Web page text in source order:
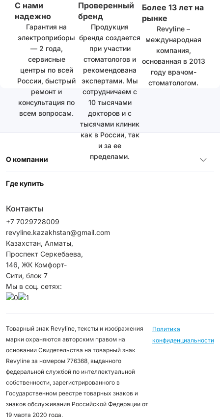
С нами
надежно
Гарантия на
электроприборы
— 2 года,
сервисные
центры по всей
России, быстрый
ремонт и
консультация по
всем вопросам.
Проверенный
бренд
Продукция
бренда создается
при участии
стоматологов и
рекомендована
экспертами. Мы
сотрудничаем с
10 тысячами
докторов и с
тысячами клиник
как в России, так
и за ее
пределами.
Более 13 лет на
рынке
Revyline –
международная
компания,
основанная в 2013
году врачом-
стоматологом.
О компании
Где купить
Контакты
+7 7029728009
revyline.kazakhstan@gmail.com
Казахстан, Алматы,
Проспект Серкебаева,
146, ЖК Комфорт-
Сити, блок 7
Мы в соц. сетях:
Товарный знак Revyline, тексты и изображения
марки охраняются авторским правом на
основании Свидетельства на товарный знак
Revyline за номером 776368, выданного
федеральной службой по интеллектуальной
собственности, зарегистрированного в
Государственном реестре товарных знаков и
знаков обслуживания Российской Федерации от
19 марта 2020 года.
Политика
конфиденциальности